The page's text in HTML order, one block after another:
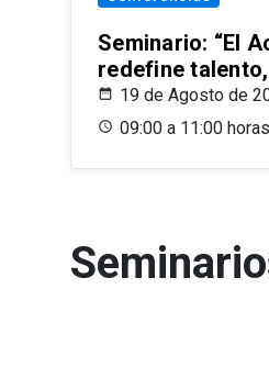
Seminario: “El
redefine
19 de Agosto de
09:00 a 11:00 horas